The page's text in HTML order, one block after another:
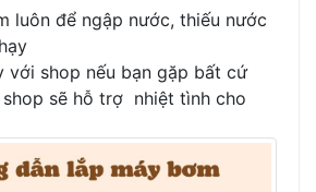
luôn để ngập nước, thiếu nước
với shop nếu bạn gặp bất cứ
sẽ hỗ trợ nhiệt tình cho